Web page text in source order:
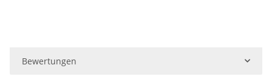
Bewertungen